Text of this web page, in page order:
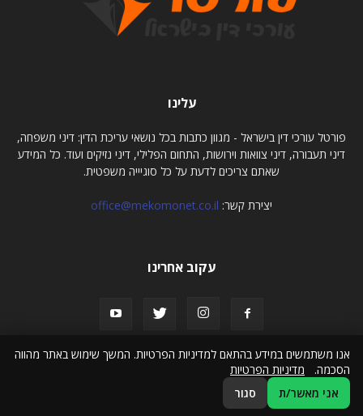
עלינו
פורטל עורכי דין בישראל - מגוון כתבות בכל נושאי עריכת הדין: דיני משפחה,
דיני תעבורה, דיני צוואות וירושות, התחום הפלילי, דיני נזיקים ועוד. כל המידע
שאתם צריכים לדעת על כל סוגיייה משפטית.
יצירת קשר: office@mekomonet.co.il
עקוב אחרינו
פרסום כתבות תוכן
© כל הזכויות שמורות לפורטל עורכי דין בישראלל - portalaw.co.il
אנו משתמשים במידע בהתאם למדיניות הפרטיות. המשך שימוש באתר מהווה
הסכמה. מדיניות הפרטיות
אני מאשר/ת
סגור